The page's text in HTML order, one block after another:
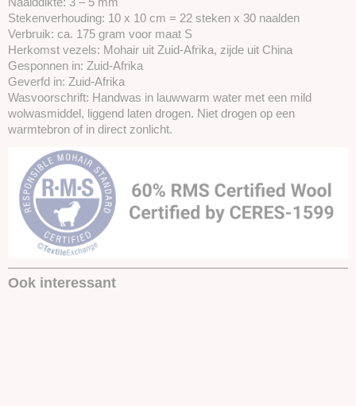
Stekenverhouding: 10 x 10 cm = 22 steken x 30 naalden
Verbruik: ca. 175 gram voor maat S
Herkomst vezels: Mohair uit Zuid-Afrika, zijde uit China
Gesponnen in: Zuid-Afrika
Geverfd in: Zuid-Afrika
Wasvoorschrift: Handwas in lauwwarm water met een mild
wolwasmiddel, liggend laten drogen. Niet drogen op een
warmtebron of in direct zonlicht.
Ook interessant